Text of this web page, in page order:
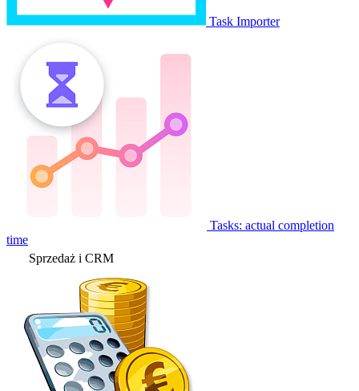
Task Importer
Tasks: actual completion
time
Sprzedaż i CRM